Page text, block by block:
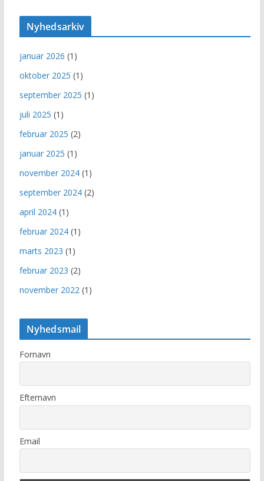
Nyhedsarkiv
januar 2026 (1)
oktober 2025 (1)
september 2025 (1)
juli 2025 (1)
februar 2025 (2)
januar 2025 (1)
november 2024(1)
september 2024(2)
april 2024(1)
februar 2024(1)
marts 2023 (1)
februar 2023 (2)
november 2022(1)
Nyhedsmail
Fornavn
Efternavn
Email